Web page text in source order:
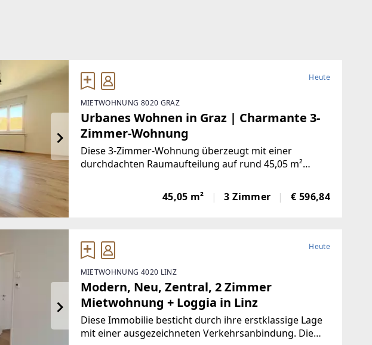
Heute
MIETWOHNUNG 8020 GRAZ
Urbanes Wohnen in Graz | Charmante 3-
Zimmer-Wohnung
Diese 3-Zimmer-Wohnung überzeugt mit einer
durchdachten Raumaufteilung auf rund 45,05 m²
Vorraum- Wohn-/Essbereich- Schlafzimmer-
Arbeitszimmer/Kinderzimmer- Badezimmer
45,05 m² 3 Zimmer € 596,84
Heute
MIETWOHNUNG 4020 LINZ
Modern, Neu, Zentral, 2 Zimmer
Mietwohnung + Loggia in Linz
Diese Immobilie besticht durch ihre erstklassige Lage
mit einer ausgezeichneten Verkehrsanbindung. Die